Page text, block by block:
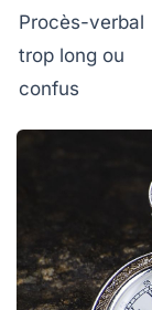
Procès-verbal
trop long ou
confus